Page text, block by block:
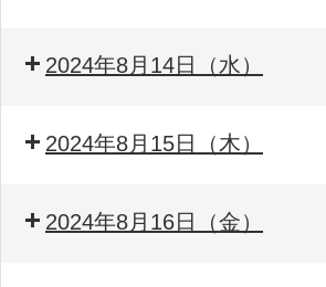
2024年8月14日（水）
2024年8月15日（木）
2024年8月16日（金）